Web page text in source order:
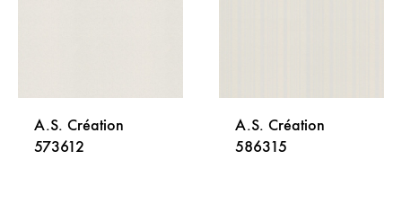
A.S. Création
573612
A.S. Création
586315